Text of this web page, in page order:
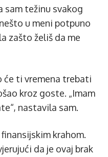
sam težinu svakog
u meni potpuno
zašto želiš da me
će ti vremena trebati
kroz goste. „Imam
nastavila sam.
krahom.
da je ovaj brak